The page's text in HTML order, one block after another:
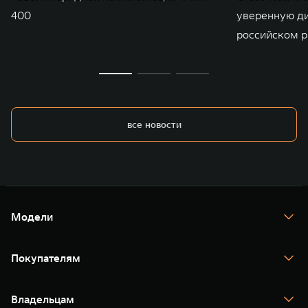
400
уверенную
российском
все новости
Модели
TANK 400
TANK 500
Покупателям
Тест-драйв
TANK Финансы
Владельцам